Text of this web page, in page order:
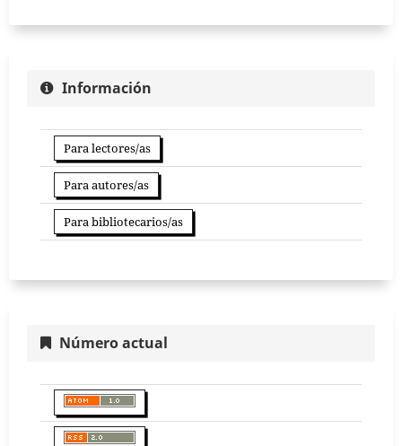
Información
Para lectores/as
Para autores/as
Para bibliotecarios/as
Número actual